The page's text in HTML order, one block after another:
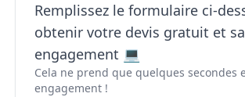
Remplissez le formulaire ci-
obtenir votre devis gratuit et
engagement 💻
Cela ne prend que quelques secondes
engagement !